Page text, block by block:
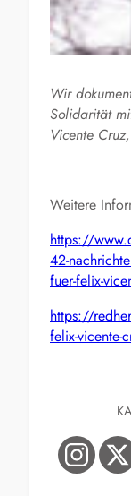
Wir
Solidarität
Vicente
Weitere
https://
42-
fuer-felix-
https://
felix-vicente-